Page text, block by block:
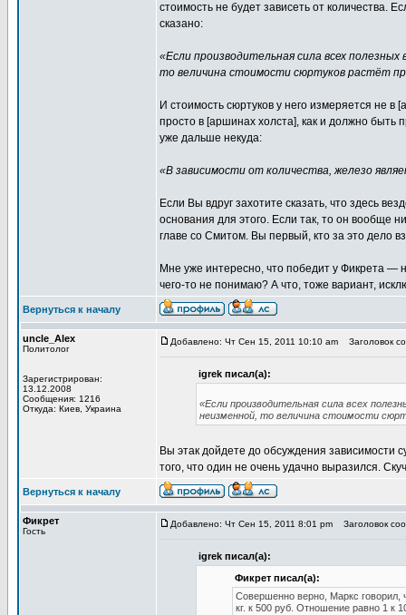
стоимость не будет зависеть от количества.
сказано:
«Если производительная сила всех
то величина стоимости сюртуков растёт
И стоимость сюртуков у него измеряется не
просто в [аршинах холста], как и должно быть
уже дальше некуда:
«В зависимости от количества, железо
Если Вы вдруг захотите сказать, что здесь
основания для этого. Если так, то он вообще
главе со Смитом. Вы первый, кто за это дело
Мне уже интересно, что победит у Фикрета —
чего-то не понимаю? А что, тоже вариант,
Вернуться к началу
uncle_Alex
Политолог
Зарегистрирован:
13.12.2008
Сообщения: 1216
Откуда: Киев, Украина
Добавлено: Чт Сен 15, 2011 10:10 am Заголовок
igrek писал(а):
«Если производительная сила всех
неизменной, то величина стоимости
Вы этак дойдете до обсуждения зависимости
того, что один не очень удачно выразился.
Вернуться к началу
Фикрет
Гость
Добавлено: Чт Сен 15, 2011 8:01 pm Заголовок
igrek писал(а):
Фикрет писал(а):
Совершенно верно, Маркс говорил,
кг. к 500 руб. Отношение равно 1 к